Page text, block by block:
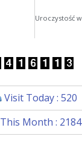
Visit Today : 520
This Month : 2184